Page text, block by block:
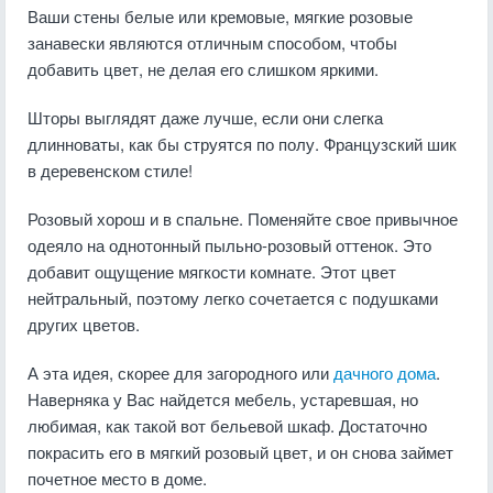
Ваши стены белые или кремовые, мягкие розовые
занавески являются отличным способом, чтобы
добавить цвет, не делая его слишком яркими.
Шторы выглядят даже лучше, если они слегка
длинноваты, как бы струятся по полу. Французский шик
в деревенском стиле!
Розовый хорош и в спальне. Поменяйте свое привычное
одеяло на однотонный пыльно-розовый оттенок. Это
добавит ощущение мягкости комнате. Этот цвет
нейтральный, поэтому легко сочетается с подушками
других цветов.
А эта идея, скорее для загородного или дачного дома.
Наверняка у Вас найдется мебель, устаревшая, но
любимая, как такой вот бельевой шкаф. Достаточно
покрасить его в мягкий розовый цвет, и он снова займет
почетное место в доме.